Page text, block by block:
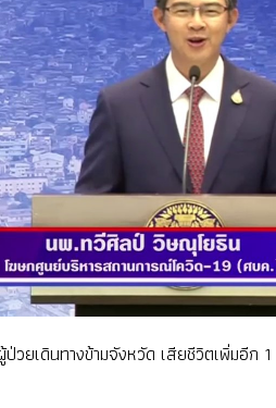
เดินทางข้ามจังหวัด เสียชีวิตเพิ่มอีก